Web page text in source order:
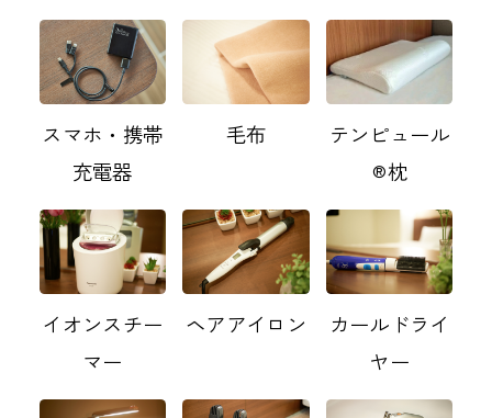
スマホ・携帯
充電器
毛布
テンピュール
®枕
イオンスチー
マー
ヘアアイロン
カールドライ
ヤー